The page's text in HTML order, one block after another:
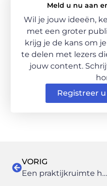
Meld u nu aan
Wil je jouw ideeën,
met een groter
krijg je de kans om
te delen met lezers
jouw content.
Registreer
VORIG
Een praktijkruimte huren nabij Utrecht doe je hier